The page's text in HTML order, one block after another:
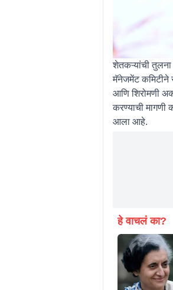
शेतकऱ्यांची तुलना
मॅनेजमेंट कमिटीने
आणि शिरोमणी
करण्याची मागणी
आला आहे.
हे वाचलं का?